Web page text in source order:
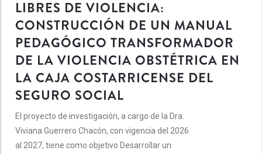
LIBRES DE VIOLENCIA:
CONSTRUCCIÓN DE UN MANUAL
PEDAGÓGICO TRANSFORMADOR
DE LA VIOLENCIA OBSTÉTRICA EN
LA CAJA COSTARRICENSE DEL
SEGURO SOCIAL
El proyecto de investigación, a cargo de la Dra.
Viviana Guerrero Chacón, con vigencia del 2026
al 2027, tiene como objetivo Desarrollar un